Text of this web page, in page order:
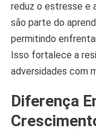
reduz o estresse e
são parte do
permitindo
Isso fortalece a
adversidades com
Diferença